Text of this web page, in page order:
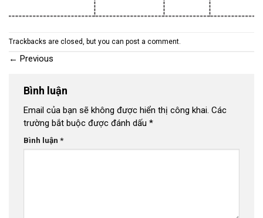
Trackbacks are closed, but you can post a comment.
← Previous
Bình luận
Email của bạn sẽ không được hiển thị công khai. Các
trường bắt buộc được đánh dấu *
Bình luận *